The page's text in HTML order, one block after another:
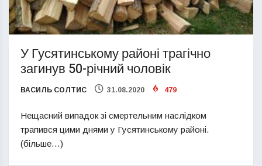
У Гусятинському районі трагічно
загинув 50-річний чоловік
ВАСИЛЬ СОЛТИС 31.08.2020 479
Нещасний випадок зі смертельним наслідком
трапився цими днями у Гусятинському районі.
(більше…)